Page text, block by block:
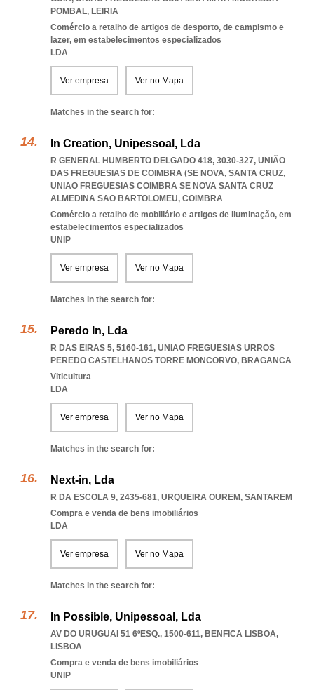
POMBAL, LEIRIA
Comércio a retalho de artigos de desporto, de campismo e
lazer, em estabelecimentos especializados
LDA
Ver empresa Ver no Mapa
Matches in the search for:
In Creation, Unipessoal, Lda
R GENERAL HUMBERTO DELGADO 418, 3030-327, UNIÃO
DAS FREGUESIAS DE COIMBRA (SE NOVA, SANTA CRUZ,
UNIAO FREGUESIAS COIMBRA SE NOVA SANTA CRUZ
ALMEDINA SAO BARTOLOMEU, COIMBRA
Comércio a retalho de mobiliário e artigos de iluminação, em
estabelecimentos especializados
UNIP
Ver empresa Ver no Mapa
Matches in the search for:
Peredo In, Lda
R DAS EIRAS 5, 5160-161, UNIAO FREGUESIAS URROS
PEREDO CASTELHANOS TORRE MONCORVO, BRAGANCA
Viticultura
LDA
Ver empresa Ver no Mapa
Matches in the search for:
Next-in, Lda
R DA ESCOLA 9, 2435-681, URQUEIRA OUREM, SANTAREM
Compra e venda de bens imobiliários
LDA
Ver empresa Ver no Mapa
Matches in the search for:
In Possible, Unipessoal, Lda
AV DO URUGUAI 51 6ºESQ., 1500-611, BENFICA LISBOA,
LISBOA
Compra e venda de bens imobiliários
UNIP